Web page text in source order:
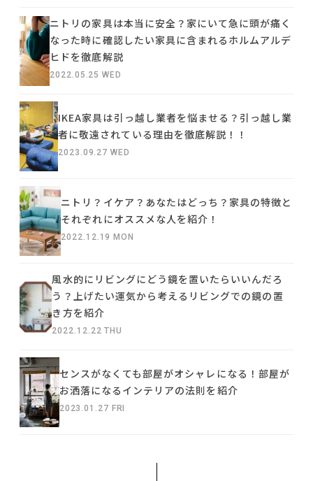
ニトリの家具は本当に安全？家にいて急に頭が痛く
なった時に確認したい家具に含まれるホルムアルデ
ヒドを徹底解説
2022.05.25 WED
IKEA家具は引っ越し業者を悩ませる？引っ越し業
者に敬遠されている理由を徹底解説！！
2023.09.27 WED
ニトリ？イケア？あなたはどっち？家具の特徴と
それぞれにオススメな人を紹介！
2022.12.19 MON
風水的にリビングにどう鏡を置いたらいいんだろ
う？上げたい運気から考えるリビングでの鏡の置
き方を紹介
2022.12.22 THU
センスがなくても部屋がオシャレになる！部屋が
お洒落になるインテリアの法則を紹介
2023.01.27 FRI